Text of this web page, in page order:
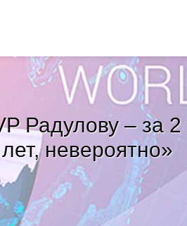
Радулову – за 2
невероятно»